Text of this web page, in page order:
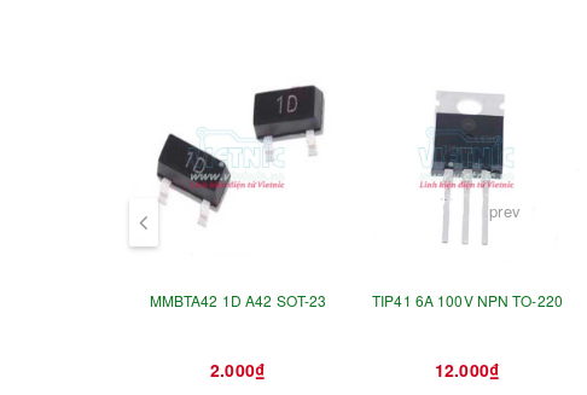
MMBTA42 1D A42 SOT-23
2.000₫
TIP41 6A 100V NPN TO-220
12.000₫
prev